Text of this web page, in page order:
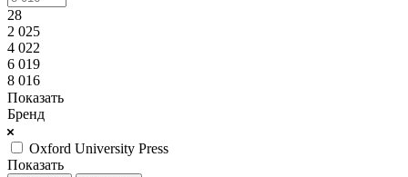
28
2 025
4 022
6 019
8 016
Показать
Бренд
Oxford University Press
Показать